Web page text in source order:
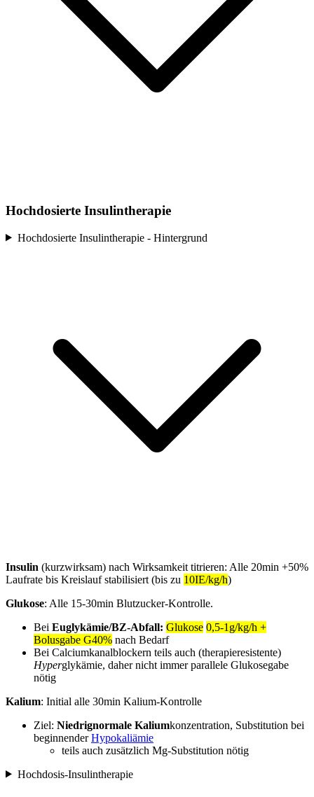
Hochdosierte Insulintherapie
Hochdosierte Insulintherapie - Hintergrund
Insulin (kurzwirksam) nach Wirksamkeit titrieren: Alle 20min +50%
Laufrate bis Kreislauf stabilisiert (bis zu 10IE/kg/h)
Glukose: Alle 15-30min Blutzucker-Kontrolle.
Bei Euglykämie/BZ-Abfall: Glukose 0,5-1g/kg/h +
Bolusgabe G40% nach Bedarf
Bei Calciumkanalblockern teils auch (therapieresistente)
Hyperglykämie, daher nicht immer parallele Glukosegabe
nötig
Kalium: Initial alle 30min Kalium-Kontrolle
Ziel: Niedrignormale Kaliumkonzentration, Substitution bei
beginnenderHypokaliämie
teils auch zusätzlich Mg-Substitution nötig
Hochdosis-Insulintherapie